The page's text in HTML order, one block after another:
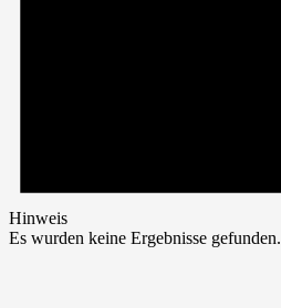
Hinweis
Es wurden keine Ergebnisse gefunden.